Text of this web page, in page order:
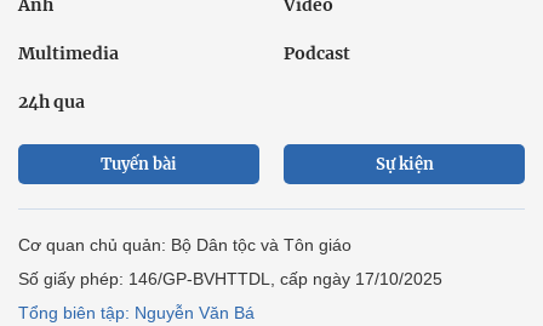
Ảnh Video
Multimedia Podcast
24h qua
Tuyến bài Sự kiện
Cơ quan chủ quản: Bộ Dân tộc và Tôn giáo
Số giấy phép: 146/GP-BVHTTDL, cấp ngày 17/10/2025
Tổng biên tập: Nguyễn Văn Bá